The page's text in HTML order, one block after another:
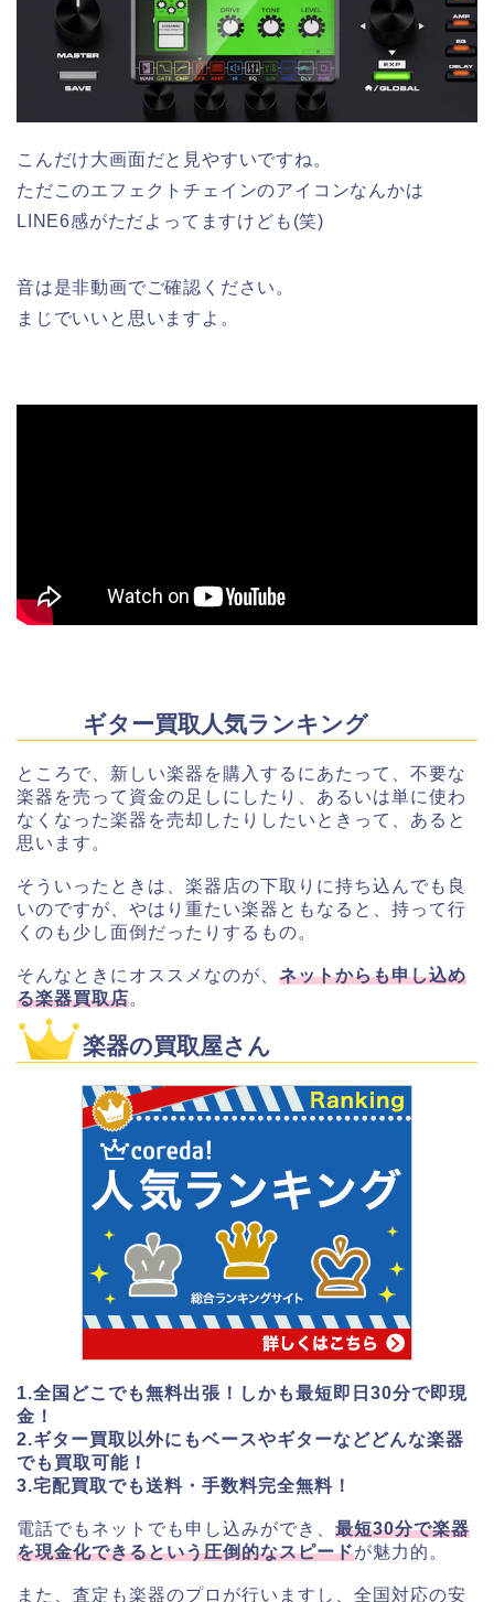
こんだけ大画面だと見やすいですね。
ただこのエフェクトチェインのアイコンなんかは
LINE6感がただよってますけども(笑)
音は是非動画でご確認ください。
まじでいいと思いますよ。
ギター買取人気ランキング
ところで、新しい楽器を購入するにあたって、不要な
楽器を売って資金の足しにしたり、あるいは単に使わ
なくなった楽器を売却したりしたいときって、あると
思います。
そういったときは、楽器店の下取りに持ち込んでも良
いのですが、やはり重たい楽器ともなると、持って行
くのも少し面倒だったりするもの。
そんなときにオススメなのが、 ネットからも申し込め
る楽器買取店。
楽器の買取屋さん
1.全国どこでも無料出張！しかも最短即日30分で即現
金！
2.ギター買取以外にもベースやギターなどどんな楽器
でも買取可能！
3.宅配買取でも送料・手数料完全無料！
電話でもネットでも申し込みができ、 最短30分で楽器
を現金化できるという圧倒的なスピードが魅力的。
また、査定も楽器のプロが行いますし、全国対応の安